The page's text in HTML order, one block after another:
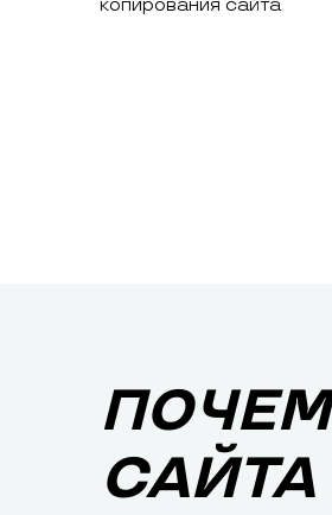
копирования сайта
САЙТА